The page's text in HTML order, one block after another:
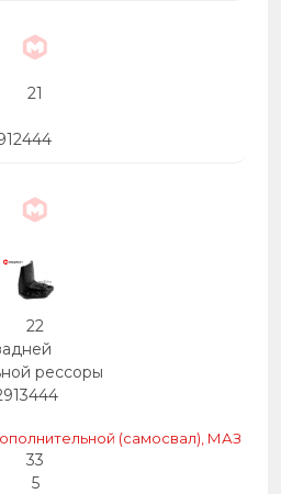
21
22
рессоры
(самосвал), МАЗ
33
5